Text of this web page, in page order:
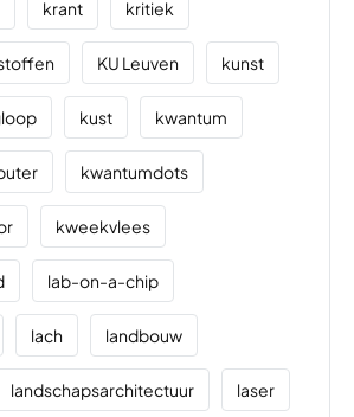
krant kritiek
KU Leuven kunst
kust kwantum
kwantumdots
kweekvlees
lab-on-a-chip
lach landbouw
landschapsarchitectuur laser